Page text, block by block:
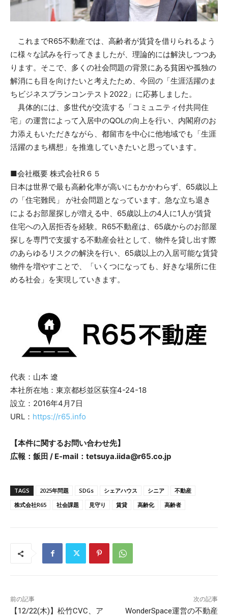
これまでR65不動産では、高齢者が賃貸を借りられるよう
に様々な試みを行ってきましたが、理論的には解決しつつあ
ります。そこで、多くの社会問題の背景にある貧困や孤独の
解消にも目を向けたいと考えたため、今回の「生涯活躍のま
ちビジネスプランコンテスト2022」に応募しました。
具体的には、多世代が交流する「コミュニティ付共同住
宅」の運営によって入居中のQOLの向上を行い、内閣府のお
力添えもいただきながら、都留市を中心に他地域でも「生涯
活躍のまち構想」を推進していきたいと思っています。
■会社概要 株式会社R６５
日本は世界で最も高齢化率が高いにもかかわらず、65歳以上
の「住宅難民」 が社会問題となっています。急な立ち退き
によるお部屋探しが増える中、65歳以上の4人に1人が賃貸
住宅への入居拒否を経験。R65不動産は、65歳からのお部屋
探しを専門で支援する不動産会社として、物件を貸し出す際
のあらゆるリスクの解決を行い、65歳以上の入居可能な賃貸
物件を増やすことで、「いくつになっても、好きな場所に住
める社会」を実現していきます。
代表：山本 遼
本社所在地：東京都杉並区荻窪4-24-18
設立：2016年4月7日
URL： https://r65.info
【本件に関するお問い合わせ先】
広報：飯田 / E-mail：tetsuya.iida@r65.co.jp
TAGS 2025年問題 SDGs シェアハウス シニア
不動産
株式会社R65
社会課題 見守り 賃貸 高齢化 高齢者
前の記事
【12/22(木)】松竹CVC、ア
次の記事
WonderSpace運営の不動産